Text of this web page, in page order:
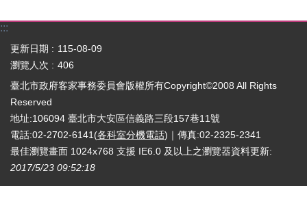
:::
更新日期
115-08-09
瀏覽人次
406
臺北市政府客家事務委員會版權所有Copyright©2008 All Rights
Reserved
地址:106094 臺北市大安區信義路三段157巷11號
電話:02-2702-6141(各科室分機電話)｜傳真:02-2325-2341
最佳瀏覽畫面 1024x768 支援 IE6.0 及以上之瀏覽器資料更新:
2017/5/23 09:52:18